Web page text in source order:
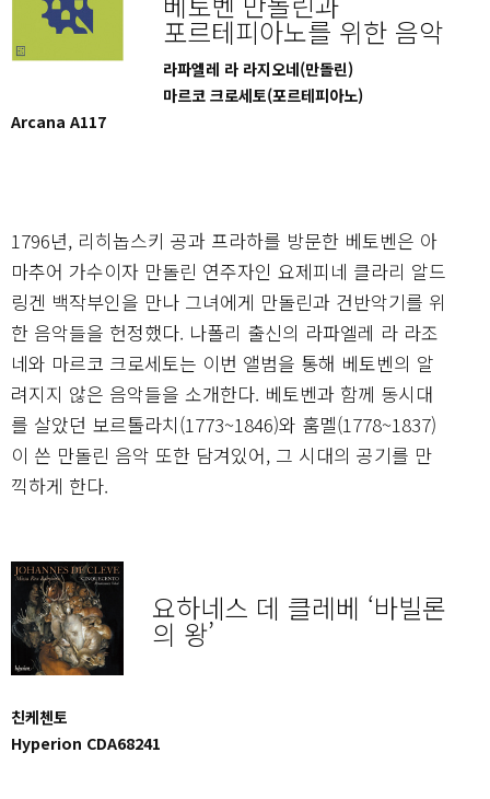
포르테피아노를 위한 음악
라파엘레 라 라지오네(만돌린)
마르코 크로세토(포르테피아노)
Arcana A117
1796년, 리히놉스키 공과 프라하를 방문한 베토벤은 아
마추어 가수이자 만돌린 연주자인 요제피네 클라리 알드
링겐 백작부인을 만나 그녀에게 만돌린과 건반악기를 위
한 음악들을 헌정했다. 나폴리 출신의 라파엘레 라 라조
네와 마르코 크로세토는 이번 앨범을 통해 베토벤의 알
려지지 않은 음악들을 소개한다. 베토벤과 함께 동시대
를 살았던 보르톨라치(1773~1846)와 훔멜(1778~1837)
이 쓴 만돌린 음악 또한 담겨있어, 그 시대의 공기를 만
끽하게 한다.
요하네스 데 클레베 ‘바빌론
의 왕’
친케첸토
Hyperion CDA68241